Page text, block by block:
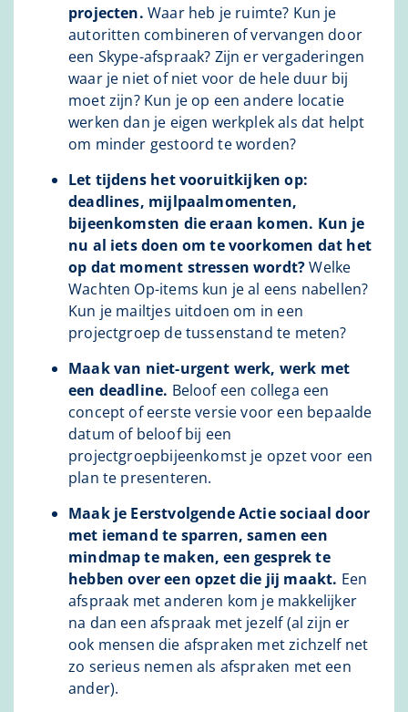
projecten. Waar heb je ruimte? Kun je
autoritten combineren of vervangen door
een Skype-afspraak? Zijn er vergaderingen
waar je niet of niet voor de hele duur bij
moet zijn? Kun je op een andere locatie
werken dan je eigen werkplek als dat helpt
om minder gestoord te worden?
Let tijdens het vooruitkijken op:
deadlines, mijlpaalmomenten,
bijeenkomsten die eraan komen. Kun je
nu al iets doen om te voorkomen dat het
op dat moment stressen wordt?Welke
Wachten Op-items kun je al eens nabellen?
Kun je mailtjes uitdoen om in een
projectgroep de tussenstand te meten?
Maak van niet-urgent werk, werk met
een deadline. Beloof een collega een
concept of eerste versie voor een bepaalde
datum of beloof bij een
projectgroepbijeenkomst je opzet voor een
plan te presenteren.
Maak je Eerstvolgende Actie sociaal door
met iemand te sparren, samen een
mindmap te maken, een gesprek te
hebben over een opzet die jij maakt. Een
afspraak met anderen kom je makkelijker
na dan een afspraak met jezelf (al zijn er
ook mensen die afspraken met zichzelf net
zo serieus nemen als afspraken met een
ander).